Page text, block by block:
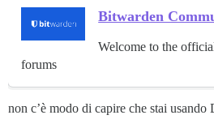
Bitwarden
Welcome to the
forums
non c’è modo di capire che stai usando